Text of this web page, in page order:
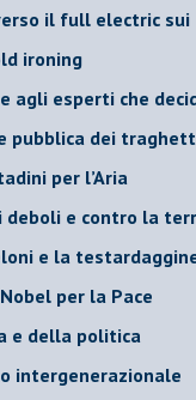
il full electric
ironing
agli esperti che
pubblica dei
per l’Aria
deboli e contro la
e la
per la Pace
e della politica
intergenerazionale